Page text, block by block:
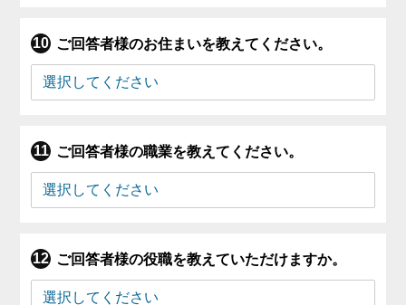
ご回答者様のお住まいを教えてください。
ご回答者様の職業を教えてください。
ご回答者様の役職を教えていただけますか。